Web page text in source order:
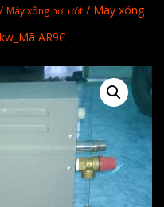
/ Máy xông hơi ướt / Máy xông
AR9C